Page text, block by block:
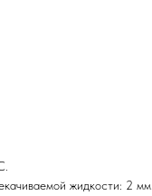
жидкости: 2 мм.